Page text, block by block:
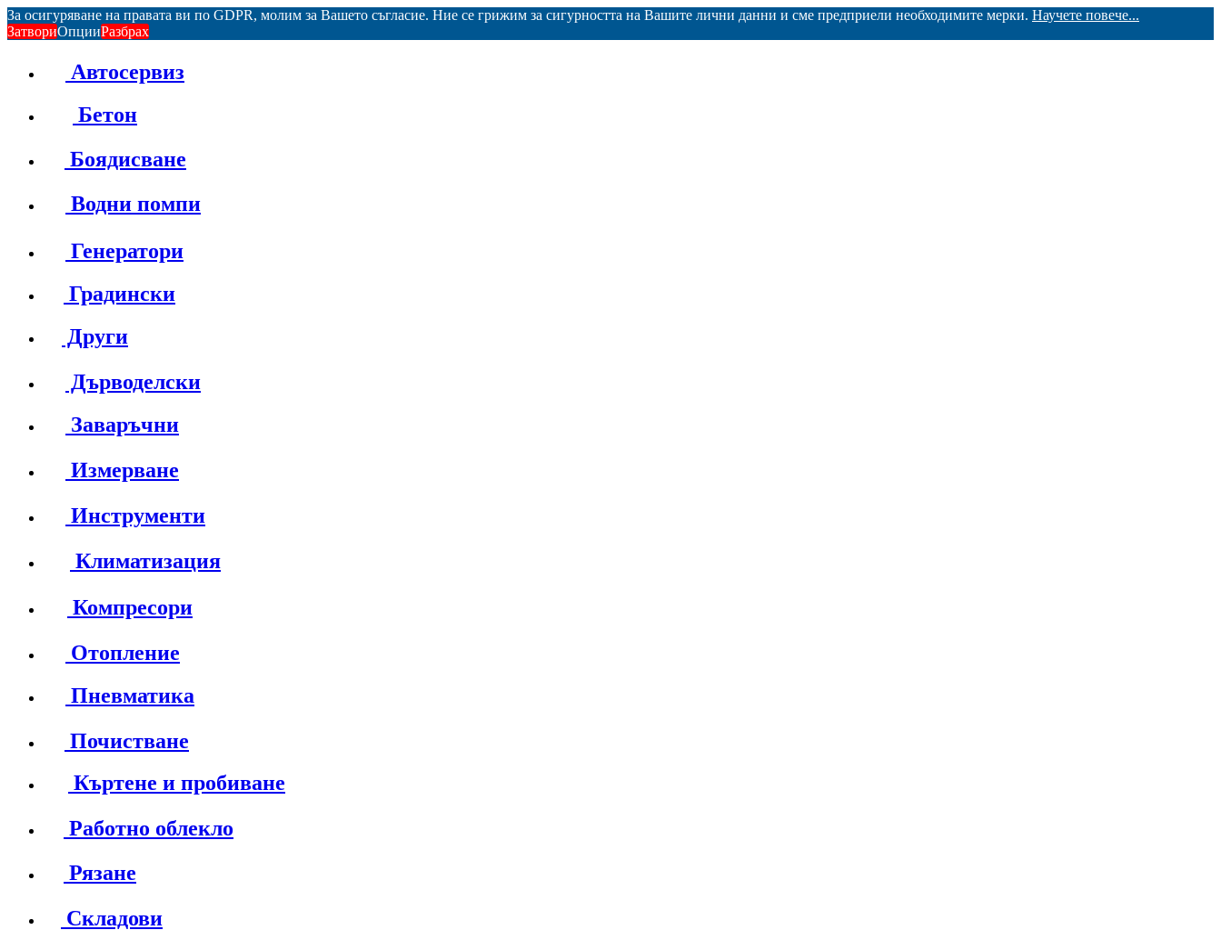
За осигуряване на правата ви по GDPR, молим за Вашето съгласие. Ние се грижим за сигурността на Вашите лични данни и сме предприели необходимите мерки. Научете повече...
ЗатвориОпцииРазбрах
Автосервиз
Бетон
Боядисване
Водни помпи
Генератори
Градински
Други
Дърводелски
Заваръчни
Измерване
Инструменти
Климатизация
Компресори
Отопление
Пневматика
Почистване
Къртене и пробиване
Работно облекло
Рязане
Складови